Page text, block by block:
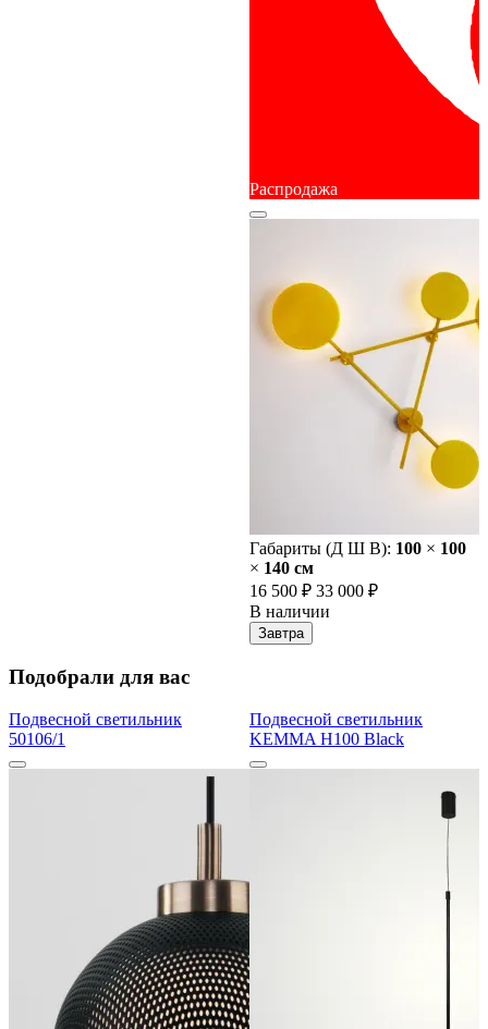
Распродажа
Габариты (Д Ш В): 100 × 100
× 140 cм
16 500 ₽ 33 000 ₽
В наличии
Завтра
Подобрали для вас
Подвесной светильник
50106/1
Подвесной светильник
KEMMA H100 Black